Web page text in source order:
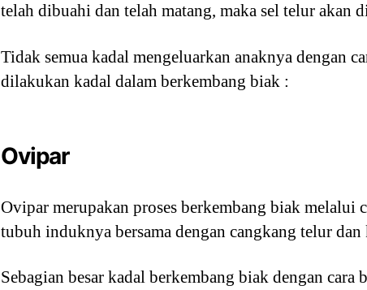
telah dibuahi dan telah matang, maka sel telur akan
Tidak semua kadal mengeluarkan anaknya dengan
dilakukan kadal dalam berkembang biak :
Ovipar
Ovipar merupakan proses berkembang biak melalui
tubuh induknya bersama dengan cangkang telur
Sebagian besar kadal berkembang biak dengan